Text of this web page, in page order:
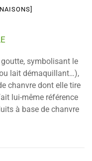
symbolisant le
lait démaquillant…),
chanvre dont elle tire
lui-même référence
à base de chanvre